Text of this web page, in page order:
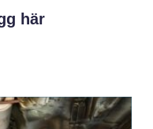
här